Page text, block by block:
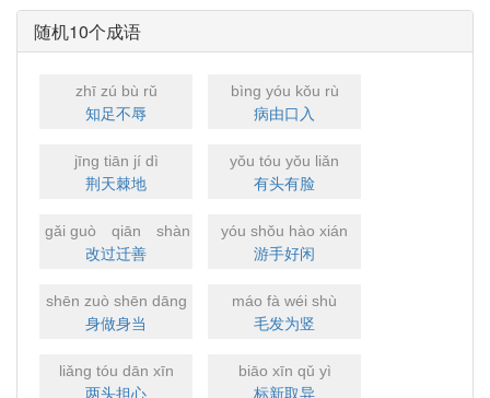
随机10个成语
zhī zú bù rǔ
知足不辱
bìng yóu kǒu rù
病由口入
jīng tiān jí dì
荆天棘地
yǒu tóu yǒu liǎn
有头有脸
gǎi guò qiān shàn
改过迁善
yóu shǒu hào xián
游手好闲
shēn zuò shēn dāng
身做身当
máo fà wéi shù
毛发为竖
liǎng tóu dān xīn
两头担心
biāo xīn qǔ yì
标新取异